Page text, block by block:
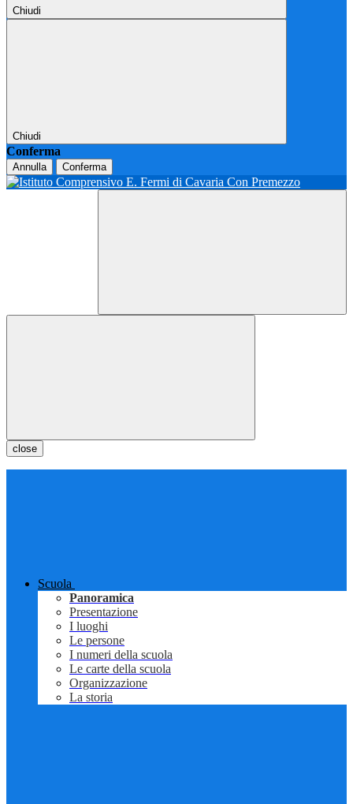
Chiudi
Chiudi
Conferma
Annulla Conferma
close
Scuola
Panoramica
Presentazione
I luoghi
Le persone
I numeri della scuola
Le carte della scuola
Organizzazione
La storia